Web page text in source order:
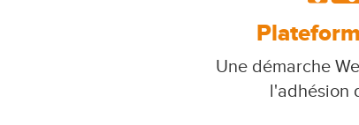
Une démarche
l'adhésion